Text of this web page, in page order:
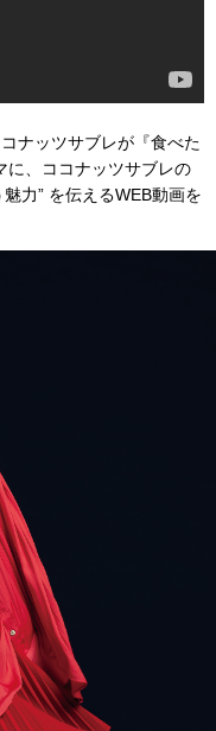
ナッツサブレが『食べた
に、ココナッツサブレの
力” を伝えるWEB動画を